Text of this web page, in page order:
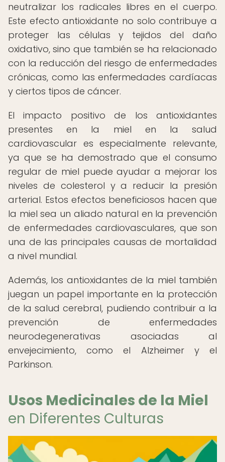
neutralizar los radicales libres en el cuerpo.
Este efecto antioxidante no solo contribuye a
proteger las células y tejidos del daño
oxidativo, sino que también se ha relacionado
con la reducción del riesgo de enfermedades
crónicas, como las enfermedades cardíacas
y ciertos tipos de cáncer.
El impacto positivo de los antioxidantes
presentes en la miel en la salud
cardiovascular es especialmente relevante,
ya que se ha demostrado que el consumo
regular de miel puede ayudar a mejorar los
niveles de colesterol y a reducir la presión
arterial. Estos efectos beneficiosos hacen que
la miel sea un aliado natural en la prevención
de enfermedades cardiovasculares, que son
una de las principales causas de mortalidad
a nivel mundial.
Además, los antioxidantes de la miel también
juegan un papel importante en la protección
de la salud cerebral, pudiendo contribuir a la
prevención de enfermedades
neurodegenerativas asociadas al
envejecimiento, como el Alzheimer y el
Parkinson.
Usos Medicinales de la Miel
en Diferentes Culturas